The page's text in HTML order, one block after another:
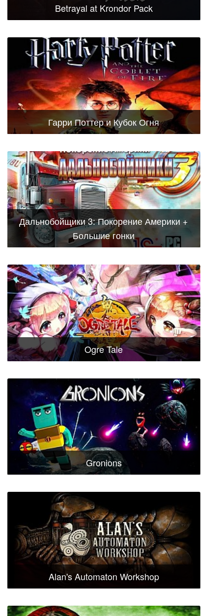
Betrayal at Krondor Pack
Гарри Поттер и Кубок Огня
Дальнобойщики 3: Покорение Америки +
Большие гонки
Ogre Tale
Gronions
Alan's Automaton Workshop